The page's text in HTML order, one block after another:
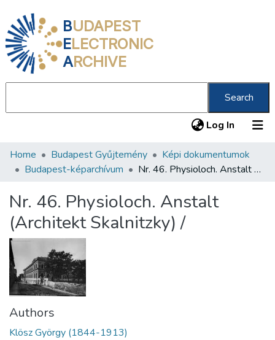
BUDAPEST
ELECTRONIC
ARCHIVE
Search
Log In (current)
Communities & Collections
Statistics
About us
Home Budapest Gyűjtemény
Képi dokumentumok
Budapest-képarchívum
Nr. 46. Physioloch. Anstalt (Architekt Skalnitzky) /
Nr. 46. Physioloch. Anstalt
(Architekt Skalnitzky) /
Authors
Klösz György (1844-1913)